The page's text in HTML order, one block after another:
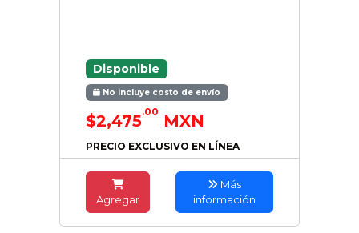
Disponible
No incluye costo de envío
$2,475.00 MXN
PRECIO EXCLUSIVO EN LÍNEA
Agregar
Más
información